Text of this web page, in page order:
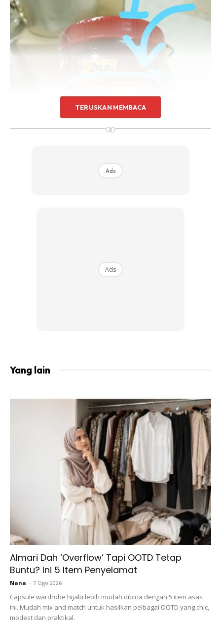
Yang ni tahun lepas sis try cari kat Padang Besar
memang payah jumpa. Diorang susun bahagian dalam
kedai. Sis cari satu kedai ke satu kedai & ada 2 botol je.
Dia mahal sikit dr dua jenama botol yang lain tu.
Cara masak dia senang. Letak air, letak paste, letak
segala isi-isi tomyam. Tak perlu nak letak garam gula
serai bagai tu. Tapi kalau paste korang letak sikit, letak la
semua tu.. Tapi sis masak tak letak pon. Letak paste je
banyak-banyak.. Baru tomyam pekat memikat!
TERUSKAN MEMBACA
∞
Ads
Ads
Yang lain
Almari Dah ‘Overflow’ Tapi OOTD Tetap
Buntu? Ini 5 Item Penyelamat
Nana - 7 Ogo 2026
Capsule wardrobe hijabi lebih mudah dibina dengan 5 item asas
ini. Mudah mix and match untuk hasilkan pelbagai OOTD yang chic,
modest dan praktikal.